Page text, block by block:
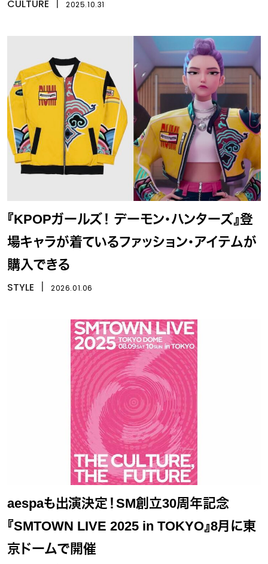
CULTURE 2025.10.31
『KPOPガールズ！ デーモン・ハンターズ』登
場キャラが着ているファッション・アイテムが
購入できる
STYLE 2026.01.06
aespaも出演決定！SM創立30周年記念
『SMTOWN LIVE 2025 in TOKYO』8月に東
京ドームで開催